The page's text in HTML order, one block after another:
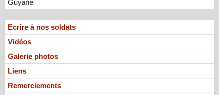
Guyane
Ecrire à nos soldats
Vidéos
Galerie photos
Liens
Remerciements